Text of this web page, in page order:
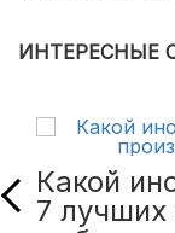
ИНТЕРЕСНЫЕ
Какой
7 лучших